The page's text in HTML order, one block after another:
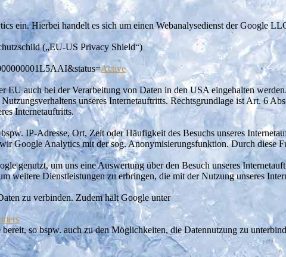
ein. Hierbei handelt es sich um einen Webanalysedienst der Google
(„EU-US Privacy Shield“)
Active
EU auch bei der Verarbeitung von Daten in den USA eingehalten werden.
unseres Internetauftritts. Rechtsgrundlage ist Art. 6
Internetauftritts.
IP-Adresse, Ort, Zeit oder Häufigkeit des Besuchs unseres
Google Analytics mit der sog. Anonymisierungsfunktion. Durch diese
genutzt, um uns eine Auswertung über den Besuch unseres
weitere Dienstleistungen zu erbringen, die mit der Nutzung unseres
zu verbinden. Zudem hält Google unter
so bspw. auch zu den Möglichkeiten, die Datennutzung zu